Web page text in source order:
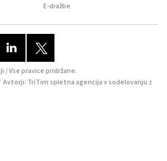
E-dražbe
/ Vse pravice pridržane.
Avtorji: TriTim spletna agencija v sodelovanju z